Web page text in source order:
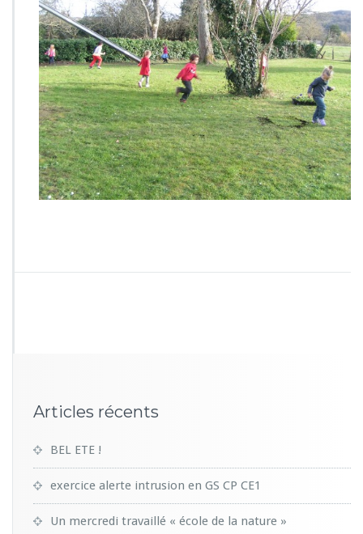
Articles récents
BEL ETE !
exercice alerte intrusion en GS CP CE1
Un mercredi travaillé « école de la nature »